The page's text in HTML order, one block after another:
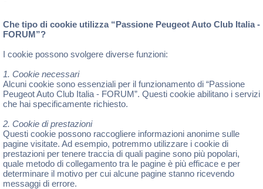
Che tipo di cookie utilizza “Passione Peugeot Auto Club Italia -
FORUM”?
I cookie possono svolgere diverse funzioni:
1. Cookie necessari
Alcuni cookie sono essenziali per il funzionamento di “Passione
Peugeot Auto Club Italia - FORUM”. Questi cookie abilitano i servizi
che hai specificamente richiesto.
2. Cookie di prestazioni
Questi cookie possono raccogliere informazioni anonime sulle
pagine visitate. Ad esempio, potremmo utilizzare i cookie di
prestazioni per tenere traccia di quali pagine sono più popolari,
quale metodo di collegamento tra le pagine è più efficace e per
determinare il motivo per cui alcune pagine stanno ricevendo
messaggi di errore.